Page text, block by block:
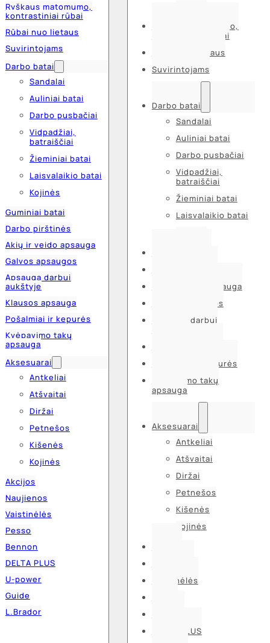
Ryškaus matomumo,
kontrastiniai rūbai
Rūbai nuo lietaus
Suvirintojams
Darbo batai
Sandalai
Auliniai batai
Darbo pusbačiai
Vidpadžiai,
batraiščiai
Žieminiai batai
Laisvalaikio batai
Kojinės
Guminiai batai
Darbo pirštinės
Akių ir veido apsauga
Galvos apsaugos
Apsauga darbui
aukštyje
Klausos apsauga
Pošalmiai ir kepurės
Kvėpavimo takų
apsauga
Aksesuarai
Antkeliai
Atšvaitai
Diržai
Petnešos
Kišenės
Kojinės
Akcijos
Naujienos
Vaistinėlės
Pesso
Bennon
DELTA PLUS
U-power
Guide
L.Brador
Ryškaus matomumo,
kontrastiniai rūbai
Rūbai nuo lietaus
Suvirintojams
Darbo batai
Sandalai
Auliniai batai
Darbo pusbačiai
Vidpadžiai,
batraiščiai
Žieminiai batai
Laisvalaikio batai
Akių ir veido apsauga
Galvos apsaugos
Apsauga darbui
Pošalmiai ir kepurės
Kvėpavimo takų
apsauga
Aksesuarai
Antkeliai
Atšvaitai
Diržai
Petnešos
Kišenės
Kojinės
Vaistinėlės
DELTA PLUS